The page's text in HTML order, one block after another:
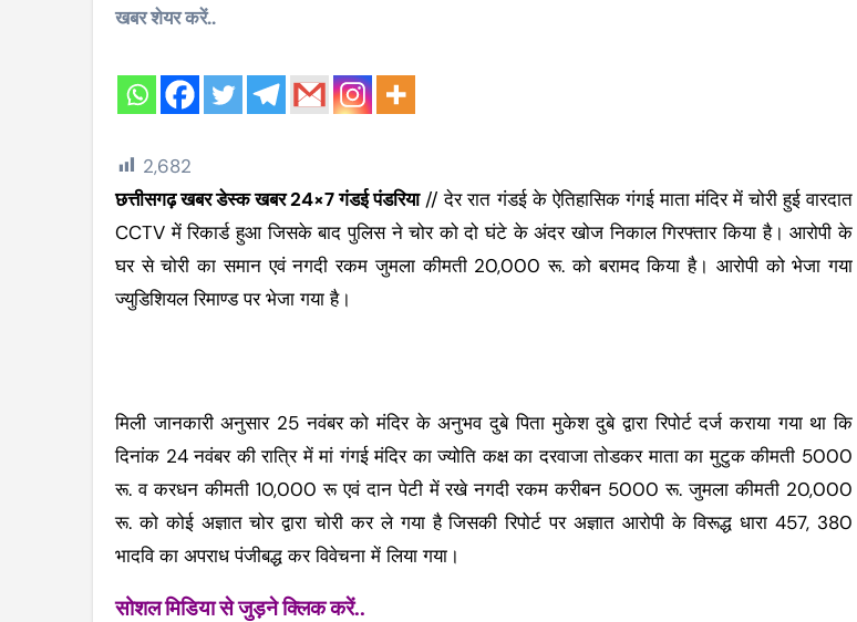
खबर शेयर करें..
2,682
छत्तीसगढ़ खबर डेस्क खबर 24×7 गंडई पंडरिया// देर रात गंडई के ऐतिहासिक गंगई माता मंदिर में चोरी हुई वारदात
CCTV में रिकार्ड हुआ जिसके बाद पुलिस ने चोर को दो घंटे के अंदर खोज निकाल गिरफ्तार किया है। आरोपी के
घर से चोरी का समान एवं नगदी रकम जुमला कीमती 20,000 रू. को बरामद किया है। आरोपी को भेजा गया
ज्युडिशियल रिमाण्ड पर भेजा गया है।
मिली जानकारी अनुसार 25 नवंबर को मंदिर के अनुभव दुबे पिता मुकेश दुबे द्वारा रिपोर्ट दर्ज कराया गया था कि
दिनांक 24 नवंबर की रात्रि में मां गंगई मंदिर का ज्योति कक्ष का दरवाजा तोडकर माता का मुटुक कीमती 5000
रू. व करधन कीमती 10,000 रू एवं दान पेटी में रखे नगदी रकम करीबन 5000 रू. जुमला कीमती 20,000
रू. को कोई अज्ञात चोर द्वारा चोरी कर ले गया है जिसकी रिपोर्ट पर अज्ञात आरोपी के विरूद्ध धारा 457, 380
भादवि का अपराध पंजीबद्ध कर विवेचना में लिया गया।
सोशल मिडिया से जुड़ने क्लिक करें..